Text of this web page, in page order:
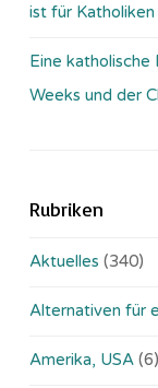
ist für Katholiken
Eine katholische
Weeks und der
Rubriken
Aktuelles (340)
Alternativen für
Amerika, USA (6)